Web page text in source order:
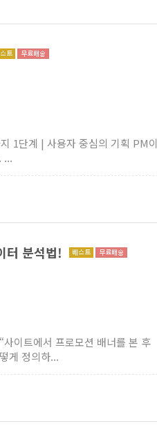
1단계 | 사용자 중심의 기획 PM이
...
터 분석법!
이트에서 프로모션 배너를 본 후
게 정의하...